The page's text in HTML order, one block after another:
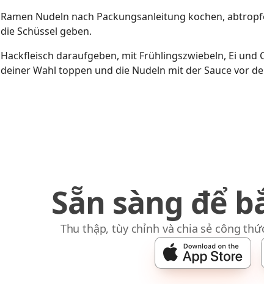
Ramen Nudeln nach Packungsanleitung kochen,
die Schüssel geben.
Hackfleisch daraufgeben, mit Frühlingszwiebeln, Ei und
deiner Wahl toppen und die Nudeln mit der Sauce vor
Sẵn sàng để
Thu thập, tùy chỉnh và chia sẻ công